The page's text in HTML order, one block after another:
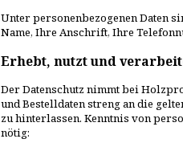
Unter personenbezogenen Daten
Name, Ihre Anschrift, Ihre
Erhebt, nutzt und
Der Datenschutz nimmt bei
und Bestelldaten streng an die
zu hinterlassen. Kenntnis von
nötig: